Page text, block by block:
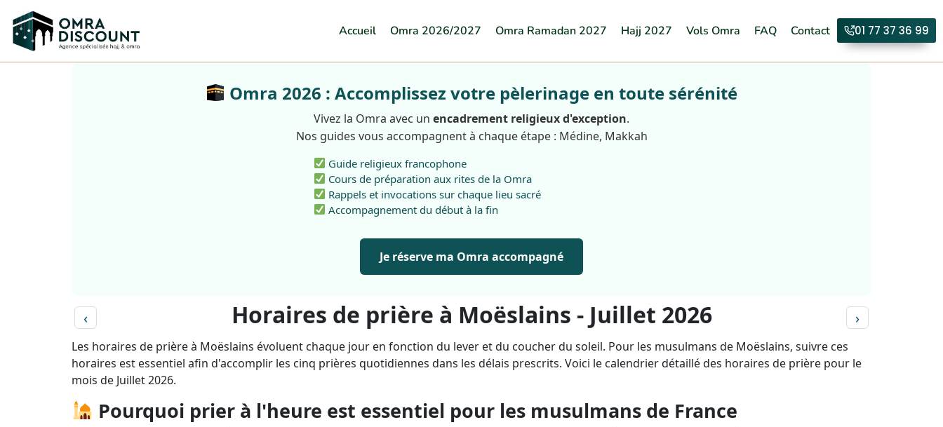
Accueil Omra 2026/2027 Omra Ramadan 2027 Hajj 2027 Vols Omra FAQ Contact 01 77 37 36 99
Omra 2026 : Accomplissez votre pèlerinage en toute sérénité
Vivez la Omra avec un encadrement religieux d'exception.
Nos guides vous accompagnent à chaque étape : Médine, Makkah
Guide religieux francophone
Cours de préparation aux rites de la Omra
Rappels et invocations sur chaque lieu sacré
Accompagnement du début à la fin
Je réserve ma Omra accompagné
‹ Horaires de prière à Moëslains - Juillet 2026 ›
Les horaires de prière à Moëslains évoluent chaque jour en fonction du lever et du coucher du soleil. Pour les musulmans de Moëslains, suivre ces
horaires est essentiel afin d'accomplir les cinq prières quotidiennes dans les délais prescrits. Voici le calendrier détaillé des horaires de prière pour le
mois de Juillet 2026.
Pourquoi prier à l'heure est essentiel pour les musulmans de France